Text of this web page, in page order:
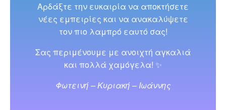
Αρδάξτε την ευκαιρία να αποκτήσετε
νέες εμπειρίες και να ανακαλύψετε
τον πιο λαμπρό εαυτό σας!
Σας περιμένουμε με ανοιχτή αγκαλιά
και πολλά χαμόγελα! ✨
Φωτεινή – Κυριακή – Ιωάννης